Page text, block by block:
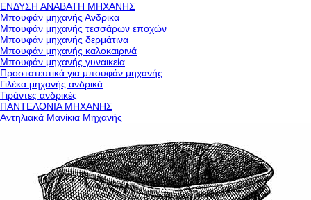
ΕΝΔΥΣΗ ΑΝΑΒΑΤΗ ΜΗΧΑΝΗΣ
Μπουφάν μηχανής Ανδρικα
Μπουφάν μηχανής τεσσάρων εποχών
Μπουφάν μηχανής δερμάτινα
Μπουφάν μηχανής καλοκαιρινά
Μπουφάν μηχανής γυναικεία
Προστατευτικά για μπουφάν μηχανής
Γιλέκα μηχανής ανδρικά
Τιράντες ανδρικές
ΠΑΝΤΕΛΟΝΙΑ ΜΗΧΑΝΗΣ
Αντηλιακά Μανίκια Μηχανής